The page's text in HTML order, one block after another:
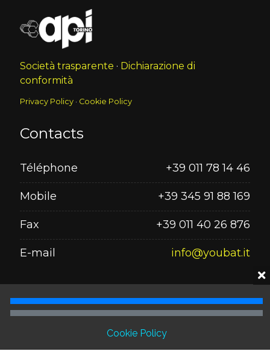
Società trasparente · Dichiarazione di
conformità
Privacy Policy · Cookie Policy
Contacts
Téléphone +39 011 78 14 46
Mobile +39 345 91 88 169
Fax +39 011 40 26 876
E-mail info@youbat.it
Cookie Policy